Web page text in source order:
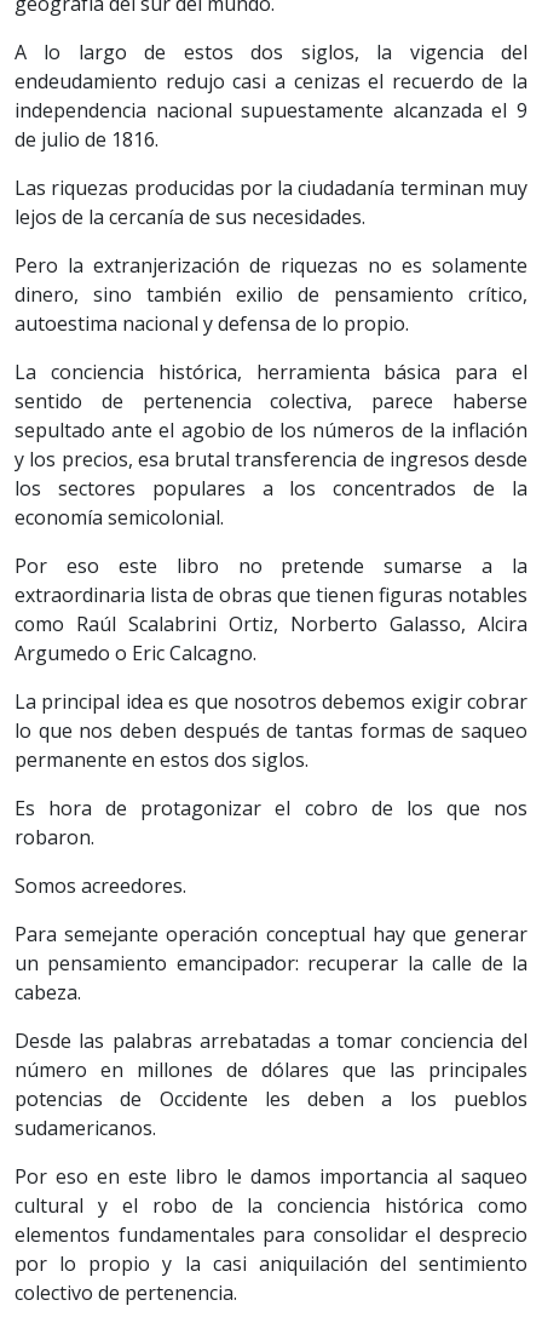
A lo largo de estos dos siglos, la vigencia del
endeudamiento redujo casi a cenizas el recuerdo de la
independencia nacional supuestamente alcanzada el 9
de julio de 1816.
Las riquezas producidas por la ciudadanía terminan muy
lejos de la cercanía de sus necesidades.
Pero la extranjerización de riquezas no es solamente
dinero, sino también exilio de pensamiento crítico,
autoestima nacional y defensa de lo propio.
La conciencia histórica, herramienta básica para el
sentido de pertenencia colectiva, parece haberse
sepultado ante el agobio de los números de la inflación
y los precios, esa brutal transferencia de ingresos desde
los sectores populares a los concentrados de la
economía semicolonial.
Por eso este libro no pretende sumarse a la
extraordinaria lista de obras que tienen figuras notables
como Raúl Scalabrini Ortiz, Norberto Galasso, Alcira
Argumedo o Eric Calcagno.
La principal idea es que nosotros debemos exigir cobrar
lo que nos deben después de tantas formas de saqueo
permanente en estos dos siglos.
Es hora de protagonizar el cobro de los que nos
robaron.
Somos acreedores.
Para semejante operación conceptual hay que generar
un pensamiento emancipador: recuperar la calle de la
cabeza.
Desde las palabras arrebatadas a tomar conciencia del
número en millones de dólares que las principales
potencias de Occidente les deben a los pueblos
sudamericanos.
Por eso en este libro le damos importancia al saqueo
cultural y el robo de la conciencia histórica como
elementos fundamentales para consolidar el desprecio
por lo propio y la casi aniquilación del sentimiento
colectivo de pertenencia.